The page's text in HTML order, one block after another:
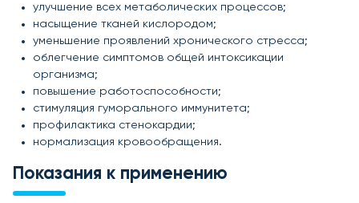
улучшение всех метаболических процессов;
насыщение тканей кислородом;
уменьшение проявлений хронического стресса;
облегчение симптомов общей интоксикации
организма;
повышение работоспособности;
стимуляция гуморального иммунитета;
профилактика стенокардии;
нормализация кровообращения.
Показания к применению